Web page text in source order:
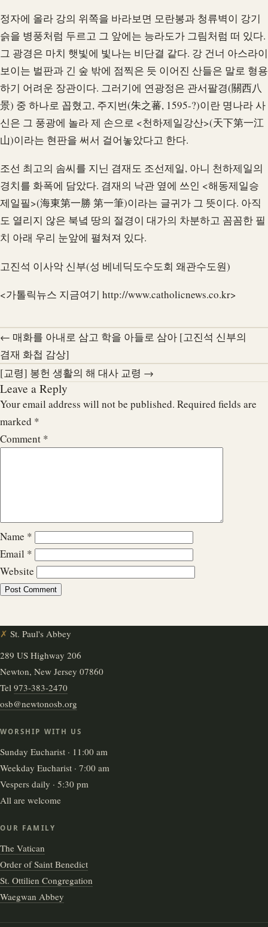
정자에 올라 강의 위쪽을 바라보면 모란봉과 청류벽이 강기
슭을 병풍처럼 두르고 그 앞에는 능라도가 그림처럼 떠 있다.
그 광경은 마치 햇빛에 빛나는 비단결 같다. 강 건너 아스라이
보이는 벌판과 긴 숲 밖에 점찍은 듯 이어진 산들은 말로 형용
하기 어려운 장관이다. 그러기에 연광정은 관서팔경(關西八
景) 중 하나로 꼽혔고, 주지번(朱之蕃, 1595-?)이란 명나라 사
신은 그 풍광에 놀라 제 손으로 <천하제일강산>(天下第一江
山)이라는 현판을 써서 걸어놓았다고 한다.
조선 최고의 솜씨를 지닌 겸재도 조선제일, 아니 천하제일의
경치를 화폭에 담았다. 겸재의 낙관 옆에 쓰인 <해동제일승
제일필>(海東第一勝 第一筆)이라는 글귀가 그 뜻이다. 아직
도 열리지 않은 북녘 땅의 절경이 대가의 차분하고 꼼꼼한 필
치 아래 우리 눈앞에 펼쳐져 있다.
고진석 이사악 신부(성 베네딕도수도회 왜관수도원)
<가톨릭뉴스 지금여기 http://www.catholicnews.co.kr>
← 매화를 아내로 삼고 학을 아들로 삼아 [고진석 신부의
겸재 화첩 감상]
[교령] 봉헌 생활의 해 대사 교령 →
Leave a Reply
Your email address will not be published. Required fields are
marked *
Comment *
Name *
Email *
Website
✗ St. Paul's Abbey
289 US Highway 206
Newton, New Jersey 07860
Tel 973-383-2470
osb@newtonosb.org
WORSHIP WITH US
Sunday Eucharist · 11:00 am
Weekday Eucharist · 7:00 am
Vespers daily · 5:30 pm
All are welcome
OUR FAMILY
The Vatican
Order of Saint Benedict
St. Ottilien Congregation
Waegwan Abbey